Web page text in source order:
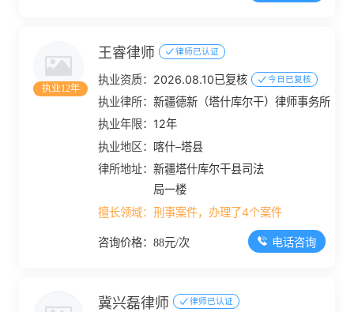
执业12年
王睿律师 律师已认证
执业资质： 2026.08.10已复核 今日已复核
执业律所：新疆德新（塔什库尔干）律师事务所
执业年限： 12年
执业地区： 喀什–塔县
律所地址：新疆塔什库尔干县司法
局一楼
擅长领域：刑事案件，办理了4个案件
咨询价格：88元/次 电话咨询
冀兴磊律师 律师已认证